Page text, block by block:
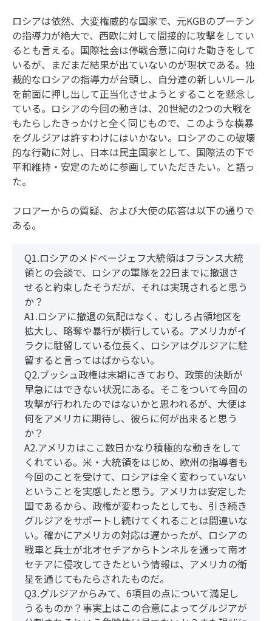
ロシアは依然、大変権威的な国家で、元KGBのプーチン
の指導力が絶大で、西欧に対して間接的に攻撃をしてい
るとも言える。国際社会は停戦合意に向けた動きをして
いるが、まだまだ結果が出ていないのが現状である。独
裁的なロシアの指導力が台頭し、自分達の新しいルール
を前面に押し出して正当化させようとすることを懸念し
ている。ロシアの今回の動きは、20世紀の2つの大戦を
もたらしたきっかけと全く同じもので、このような横暴
をグルジアは許すわけにはいかない。ロシアのこの破壊
的な行動に対し、日本は民主国家として、国際法の下で
平和維持・安定のために参画していただきたい。と語っ
た。
フロアーからの質疑、および大使の応答は以下の通りで
ある。
Q1.ロシアのメドベージェフ大統領はフランス大統
領との会談で、ロシアの軍隊を22日までに撤退さ
せると約束したそうだが、それは実現されると思う
か？
A1.ロシアに撤退の気配はなく、むしろ占領地区を
拡大し、略奪や暴行が横行している。アメリカがイ
ラクに駐留している位長く、ロシアはグルジアに駐
留すると言ってはばからない。
Q2.ブッシュ政権は末期にきており、政策的決断が
早急にはできない状況にある。そこをついて今回の
攻撃が行われたのではないかと思われるが、大使は
何をアメリカに期待し、彼らに何が出来ると思う
か？
A2.アメリカはここ数日かなり積極的な動きをして
くれている。米・大統領をはじめ、欧州の指導者も
今回のことを受けて、ロシアは全く変わっていない
ということを実感したと思う。アメリカは安定した
国であるから、政権が変わったとしても、引き続き
グルジアをサポートし続けてくれることは間違いな
い。確かにアメリカの対応は遅かったが、ロシアの
戦車と兵士が北オセチアからトンネルを通って南オ
セチアに侵攻してきたという情報は、アメリカの衛
星を通じてもたらされたものだ。
Q3.グルジアからみて、6項目の点について満足し
うるものか？事実上はこの合意によってグルジアが